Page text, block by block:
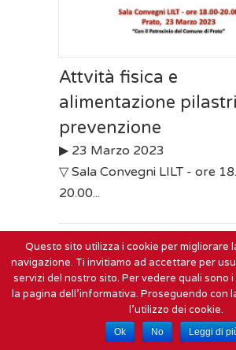
Attvità fisica e
alimentazione
prevenzione
▶︎ 23 Marzo 2023
▽ Sala Convegni LILT - ore
20.00...
Questo sito utilizza i cookie per migliorare
navigazione. Ti invitiamo ad accettare per
servizi del nostro sito. Per vedere quali sono
la pagina dell'informativa. Proseguendo con
l'utilizzo dei cookie.
Ok No Leggi di